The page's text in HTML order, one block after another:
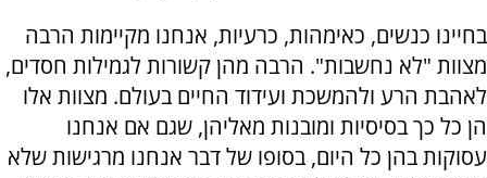
בחיינו כנשים, כאימהות, כרעיות, אנחנו מקיימות הרבה
מצוות "לא נחשבות". הרבה מהן קשורות לגמילות חסדים,
לאהבת הרע ולהמשכת ועידוד החיים בעולם. מצוות אלו
הן כל כך בסיסיות ומובנות מאליהן, שגם אם אנחנו
עסוקות בהן כל היום, בסופו של דבר אנחנו מרגישות שלא